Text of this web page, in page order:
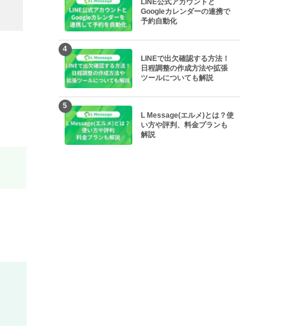
LINE公式アカウントと
Googleカレンダーの連携で
予約自動化
4
LINEで出欠確認する方法！
日程調整の作成方法や拡張
ツールについても解説
5
L Message(エルメ)とは？使
い方や評判、料金プランも
解説